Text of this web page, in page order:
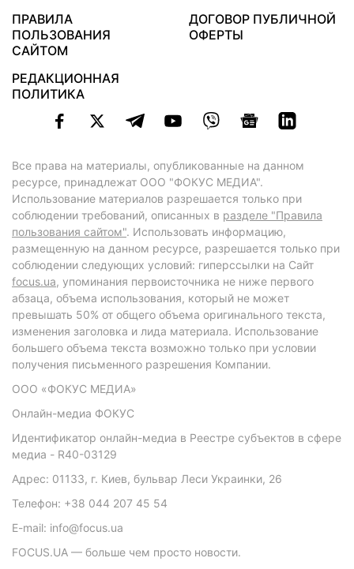
ПРАВИЛА
ПОЛЬЗОВАНИЯ
САЙТОМ
ДОГОВОР ПУБЛИЧНОЙ
ОФЕРТЫ
РЕДАКЦИОННАЯ
ПОЛИТИКА
Все права на материалы, опубликованные на данном
ресурсе, принадлежат ООО "ФОКУС МЕДИА".
Использование материалов разрешается только при
соблюдении требований, описанных в разделе "Правила
пользования сайтом". Использовать информацию,
размещенную на данном ресурсе, разрешается только при
соблюдении следующих условий: гиперссылки на Сайт
focus.ua, упоминания первоисточника не ниже первого
абзаца, объема использования, который не может
превышать 50% от общего объема оригинального текста,
изменения заголовка и лида материала. Использование
большего объема текста возможно только при условии
получения письменного разрешения Компании.
ООО «ФОКУС МЕДИА»
Онлайн-медиа ФОКУС
Идентификатор онлайн-медиа в Реестре субъектов в сфере
медиа - R40-03129
Адрес: 01133, г. Киев, бульвар Леси Украинки, 26
Телефон: +38 044 207 45 54
E-mail: info@focus.ua
FOCUS.UA — больше чем просто новости.